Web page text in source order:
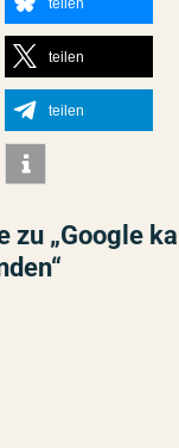
teilen
teilen
zu „Google